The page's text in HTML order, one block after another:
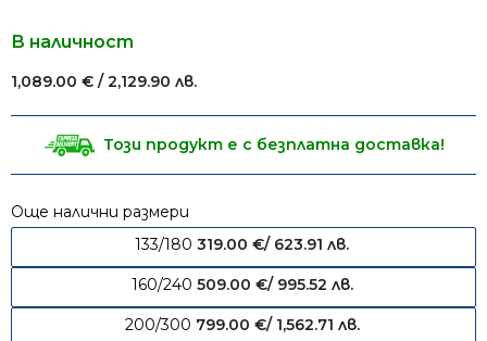
В наличност
1,089.00 € / 2,129.90 лв.
Този продукт е с безплатна доставка!
Още налични размери
133/180 319.00 €/ 623.91 лв.
160/240 509.00 €/ 995.52 лв.
200/300 799.00 €/ 1,562.71 лв.